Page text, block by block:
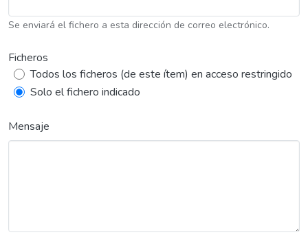
Se enviará el fichero a esta dirección de correo electrónico.
Ficheros
Todos los ficheros (de este ítem) en acceso restringido
Solo el fichero indicado
Mensaje